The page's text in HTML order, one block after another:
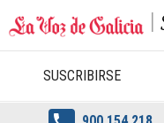
SUSCRIBIRSE